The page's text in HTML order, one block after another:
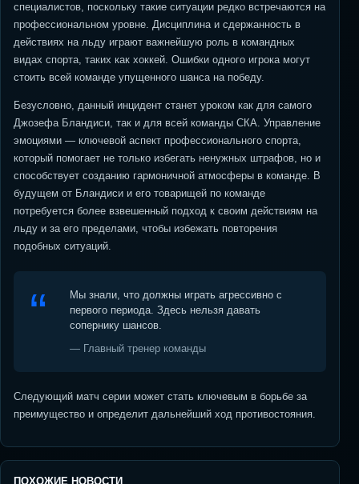
специалистов, поскольку такие ситуации редко встречаются на
профессиональном уровне. Дисциплина и сдержанность в
действиях на льду играют важнейшую роль в командных
видах спорта, таких как хоккей. Ошибки одного игрока могут
стоить всей команде упущенного шанса на победу.
Безусловно, данный инцидент станет уроком как для самого
Джозефа Бландиси, так и для всей команды СКА. Управление
эмоциями — ключевой аспект профессионального спорта,
который помогает не только избегать ненужных штрафов, но и
способствует созданию гармоничной атмосферы в команде. В
будущем от Бландиси и его товарищей по команде
потребуется более взвешенный подход к своим действиям на
льду и за его пределами, чтобы избежать повторения
подобных ситуаций.
Мы знали, что должны играть агрессивно с
первого периода. Здесь нельзя давать
сопернику шансов.
— Главный тренер команды
Следующий матч серии может стать ключевым в борьбе за
преимущество и определит дальнейший ход противостояния.
ПОХОЖИЕ НОВОСТИ